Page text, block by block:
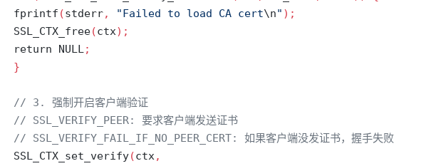
  fprintf
(stderr, "Failed to load CA cert\n" );
  SSL_CTX_free
(ctx);
return NULL;
}
// 3. 强制开启客户端验证
// SSL_VERIFY_PEER: 要求客户端发送证书
// SSL_VERIFY_FAIL_IF_NO_PEER_CERT: 如果客户端没发证书，握手失败
  SSL_CTX_set_verify
(ctx,